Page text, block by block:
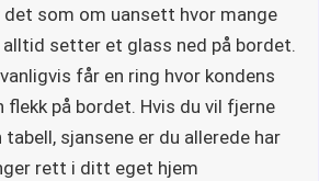
det som om uansett hvor mange
alltid setter et glass ned på bordet.
får en ring hvor kondens
på bordet. Hvis du vil fjerne
sjansene er du allerede har
rett i ditt eget hjem